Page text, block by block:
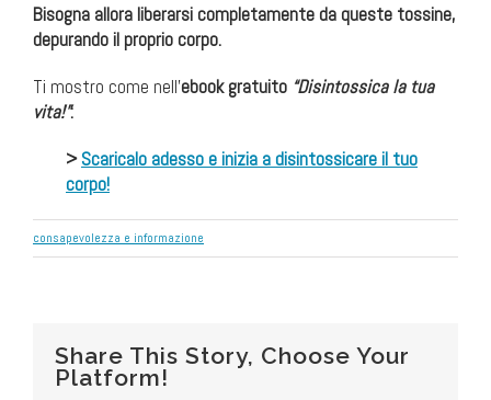
Bisogna allora liberarsi completamente da queste tossine,
depurando il proprio corpo.
Ti mostro come nell’ebook gratuito “Disintossica la tua
vita!”:
>Scaricalo adesso e inizia a disintossicare il tuo
corpo!
consapevolezza e informazione
Share This Story, Choose Your
Platform!